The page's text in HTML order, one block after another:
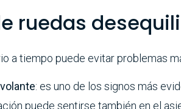
ruedas
a tiempo puede evitar problemas
: es uno de los signos más
puede sentirse también en el